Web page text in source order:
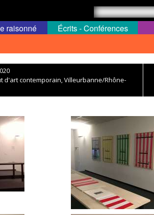
raisonné Écrits - Conférences
d'art contemporain, Villeurbanne/Rhône-